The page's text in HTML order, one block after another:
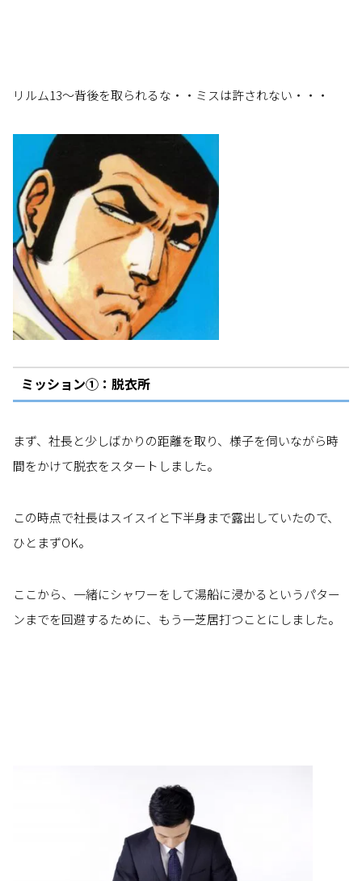
リルム13～背後を取られるな・・ミスは許されない・・・
ミッション①：脱衣所
まず、社長と少しばかりの距離を取り、様子を伺いながら時
間をかけて脱衣をスタートしました。
この時点で社長はスイスイと下半身まで露出していたので、
ひとまずOK。
ここから、一緒にシャワーをして湯船に浸かるというパター
ンまでを回避するために、もう一芝居打つことにしました。